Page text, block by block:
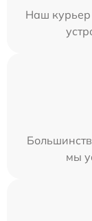
Наш курьер
мы